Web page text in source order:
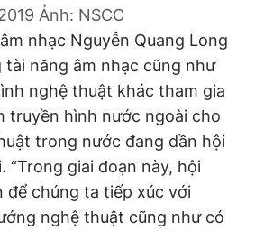
Ảnh: NSCC
nhạc Nguyễn Quang Long
năng âm nhạc cũng như
nghệ thuật khác tham gia
truyền hình nước ngoài cho
trong nước đang dần hội
“Trong giai đoạn này, hội
để chúng ta tiếp xúc với
nghệ thuật cũng như có